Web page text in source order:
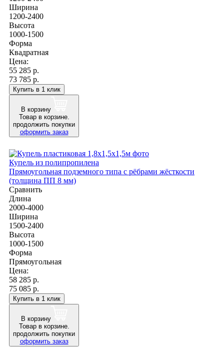
Ширина
1200-2400
Высота
1000-1500
Форма
Квадратная
Цена:
55 285 р.
73 785 р.
Купить в 1 клик
В корзину
Товар в корзине.
продолжить покупки
оформить заказ
Купель из полипропилена
Прямоугольная подземного типа с рёбрами жёсткости
(толщина ПП 8 мм)
Сравнить
Длина
2000-4000
Ширина
1500-2400
Высота
1000-1500
Форма
Прямоугольная
Цена:
58 285 р.
75 085 р.
Купить в 1 клик
В корзину
Товар в корзине.
продолжить покупки
оформить заказ